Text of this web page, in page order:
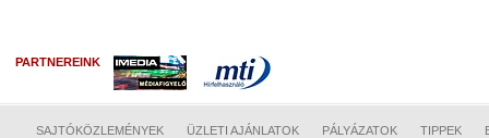
PARTNEREINK
SAJTÓKÖZLEMÉNYEK ÜZLETI AJÁNLATOK PÁLYÁZATOK TIPPEK